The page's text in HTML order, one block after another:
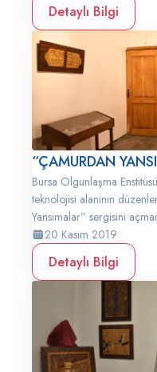
Detaylı Bilgi
“ÇAMURDAN
Bursa Olgunlaşma
teknolojisi alanının
Yansımalar” sergisini
20 Kasım 2019
Detaylı Bilgi